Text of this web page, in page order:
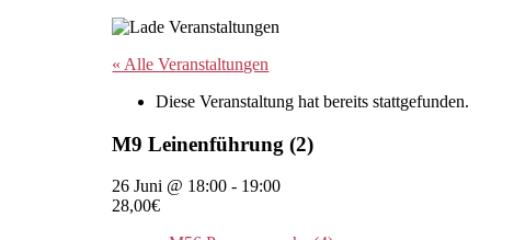
« Alle Veranstaltungen
Diese Veranstaltung hat bereits stattgefunden.
M9 Leinenführung (2)
26 Juni @ 18:00 - 19:00
28,00€